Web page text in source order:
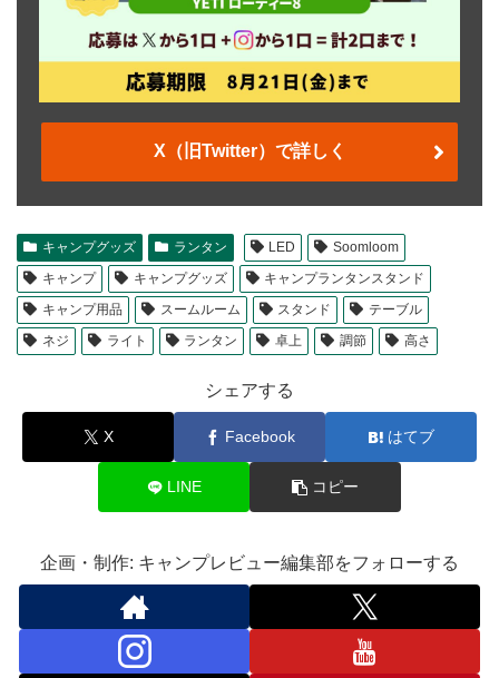
X（旧Twitter）で詳しく
キャンプグッズ ランタン LED
Soomloom
キャンプ
キャンプグッズ
キャンプランタンスタンド
キャンプ用品
スームルーム スタンド
テーブル
ネジ
ライト ランタン 卓上 調節 高さ
シェアする
X Facebook はてブ
LINE コピー
企画・制作: キャンプレビュー編集部をフォローする